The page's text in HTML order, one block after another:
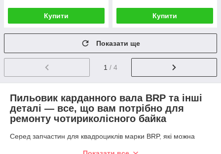
Купити Купити
Показати ще
1 / 4
Пильовик карданного вала BRP та інші
деталі — все, що вам потрібно для
ремонту чотириколісного байка
Серед запчастин для квадроциклів марки BRP, які можна